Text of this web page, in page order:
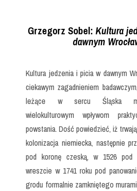
Grzegorz Sobel:Kultura
dawnym
Kultura jedzenia i picia w dawnym
ciekawym zagadnieniem
leżące w sercu Śląska
wielokulturowym wpływom
powstania. Dość powiedzieć, iż
kolonizacja niemiecka, następnie
pod koronę czeską, w 1526 pod
wreszcie w 1741 roku pod
grodu formalnie zamkniętego